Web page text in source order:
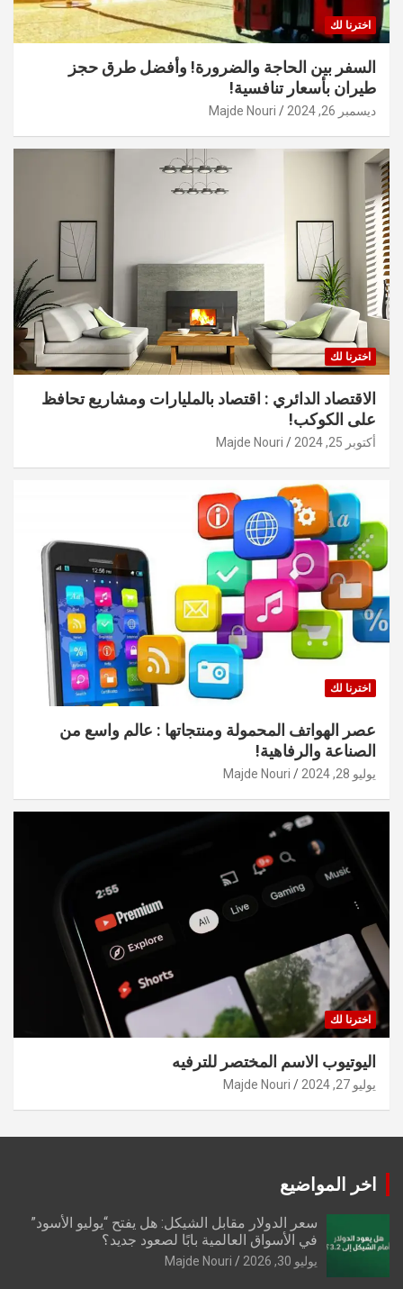
اخترنا لك
السفر بين الحاجة والضرورة! وأفضل طرق حجز
طيران بأسعار تنافسية!
ديسمبر 26, 2024 Majde Nouri
اخترنا لك
الاقتصاد الدائري : اقتصاد بالمليارات ومشاريع تحافظ
على الكوكب!
أكتوبر 25, 2024 Majde Nouri
اخترنا لك
عصر الهواتف المحمولة ومنتجاتها : عالم واسع من
الصناعة والرفاهية!
يوليو 28, 2024 Majde Nouri
اخترنا لك
اليوتيوب الاسم المختصر للترفيه
يوليو 27, 2024 Majde Nouri
اخر المواضيع
سعر الدولار مقابل الشيكل: هل يفتح “يوليو الأسود”
في الأسواق العالمية بابًا لصعود جديد؟
يوليو 30, 2026 Majde Nouri